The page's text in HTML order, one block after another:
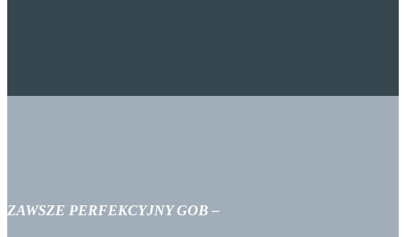
ZAWSZE PERFEKCYJNY GOB –